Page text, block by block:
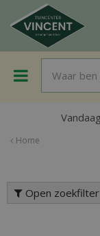
a
Home
Open zoekfilter